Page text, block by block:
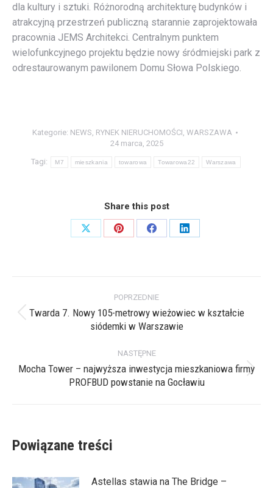
dla kultury i sztuki. Różnorodną architekturę budynków i
atrakcyjną przestrzeń publiczną starannie zaprojektowała
pracownia JEMS Architekci. Centralnym punktem
wielofunkcyjnego projektu będzie nowy śródmiejski park z
odrestaurowanym pawilonem Domu Słowa Polskiego.
Kategorie: NEWS RYNEK NIERUCHOMOŚCI WARSZAWA
24 marca, 2025
Tagi: M7 mieszkania towarowa Towarowa22 Warszawa
Share this post
Share
Share
Share
Share
wpisów
POPRZEDNIE
Poprzedni
Twarda 7. Nowy 105-metrowy wieżowiec w kształcie
siódemki w Warszawie
NASTĘPNE
Następny
Mocha Tower – najwyższa inwestycja mieszkaniowa firmy
PROFBUD powstanie na Gocławiu
Powiązane treści
Astellas stawia na The Bridge –